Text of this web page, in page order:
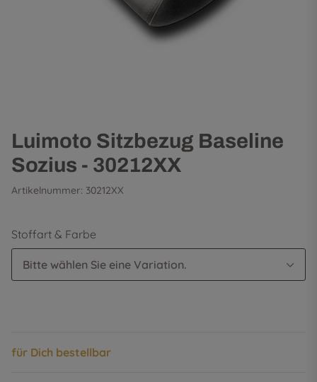
Luimoto Sitzbezug Baseline
Sozius - 30212XX
Artikelnummer: 30212XX
Stoffart & Farbe
Bitte wählen Sie eine Variation.
für Dich bestellbar